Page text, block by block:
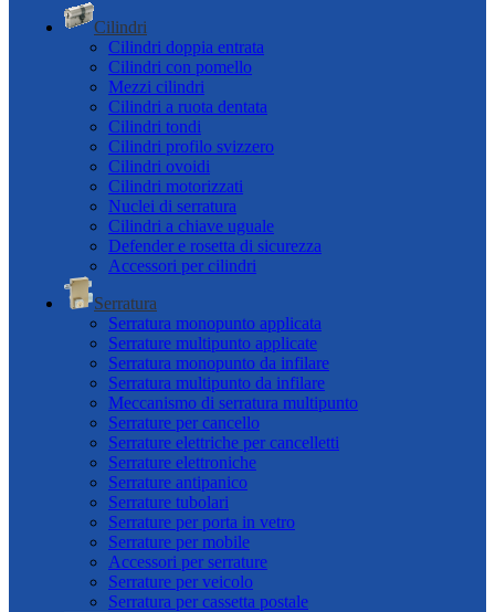
Cilindri
Cilindri doppia entrata
Cilindri con pomello
Mezzi cilindri
Cilindri a ruota dentata
Cilindri tondi
Cilindri profilo svizzero
Cilindri ovoidi
Cilindri motorizzati
Nuclei di serratura
Cilindri a chiave uguale
Defender e rosetta di sicurezza
Accessori per cilindri
Serratura
Serratura monopunto applicata
Serrature multipunto applicate
Serratura monopunto da infilare
Serratura multipunto da infilare
Meccanismo di serratura multipunto
Serrature per cancello
Serrature elettriche per cancelletti
Serrature elettroniche
Serrature antipanico
Serrature tubolari
Serrature per porta in vetro
Serrature per mobile
Accessori per serrature
Serrature per veicolo
Serratura per cassetta postale